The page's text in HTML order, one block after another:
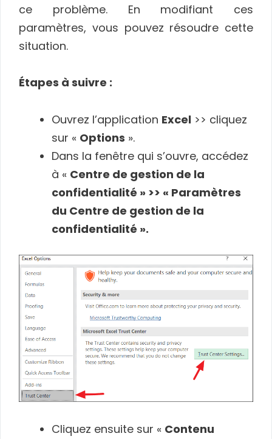
ce problème. En modifiant ces
paramètres, vous pouvez résoudre cette
situation.
Étapes à suivre :
Ouvrez l’application Excel >> cliquez
sur « Options ».
Dans la fenêtre qui s’ouvre, accédez
à « Centre de gestion de la
confidentialité » >> « Paramètres
du Centre de gestion de la
confidentialité ».
Cliquez ensuite sur « Contenu